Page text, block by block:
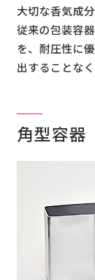
大切な香気成
従来の包装容
を、耐圧性に
出することな
角型容器